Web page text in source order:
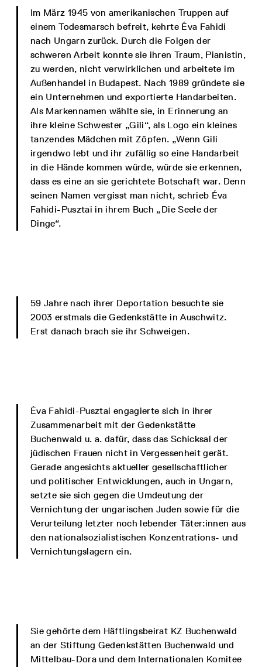
Im März 1945 von amerikanischen Truppen auf
einem Todesmarsch befreit, kehrte Éva Fahidi
nach Ungarn zurück. Durch die Folgen der
schweren Arbeit konnte sie ihren Traum, Pianistin,
zu werden, nicht verwirklichen und arbeitete im
Außenhandel in Budapest. Nach 1989 gründete sie
ein Unternehmen und exportierte Handarbeiten.
Als Markennamen wählte sie, in Erinnerung an
ihre kleine Schwester „Gili“, als Logo ein kleines
tanzendes Mädchen mit Zöpfen. „Wenn Gili
irgendwo lebt und ihr zufällig so eine Handarbeit
in die Hände kommen würde, würde sie erkennen,
dass es eine an sie gerichtete Botschaft war. Denn
seinen Namen vergisst man nicht, schrieb Éva
Fahidi-Pusztai in ihrem Buch „Die Seele der
Dinge“.
59 Jahre nach ihrer Deportation besuchte sie
2003 erstmals die Gedenkstätte in Auschwitz.
Erst danach brach sie ihr Schweigen.
Éva Fahidi-Pusztai engagierte sich in ihrer
Zusammenarbeit mit der Gedenkstätte
Buchenwald u. a. dafür, dass das Schicksal der
jüdischen Frauen nicht in Vergessenheit gerät.
Gerade angesichts aktueller gesellschaftlicher
und politischer Entwicklungen, auch in Ungarn,
setzte sie sich gegen die Umdeutung der
Vernichtung der ungarischen Juden sowie für die
Verurteilung letzter noch lebender Täter:innen aus
den nationalsozialistischen Konzentrations- und
Vernichtungslagern ein.
Sie gehörte dem Häftlingsbeirat KZ Buchenwald
an der Stiftung Gedenkstätten Buchenwald und
Mittelbau-Dora und dem Internationalen Komitee